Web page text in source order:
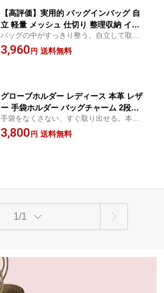
【高評価】実用的 バッグインバッグ 自
立 軽量 メッシュ 仕切り 整理収納 イン
ナーバッグ レディース ポーチ付き 母の
日 ギフト uniqute
バッグの中がすっきり整う、自立して取り
出しやすい軽量メッシュ仕様。ボトルホル
ダー付きで、そのまま持てるおしゃれなデ
3,960円 送料無料
グローブホルダー レディース 本革 レザ
ー 手袋ホルダー バッグチャーム 2段階
調節 おしゃれ かわいい 紛失防止 スト
ール スカーフ アームカバー ギフト プ
手袋をなくさない、すぐ取り出せる。本革
レザーのグローブホルダー。2段階サイズ調
節でしっかりフィット。おしゃれなバッグ
3,800円 送料無料
1/1